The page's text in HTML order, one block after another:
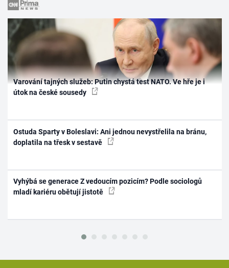
Varování tajných služeb: Putin chystá test NATO. Ve hře je i
útok na české sousedy
Ostuda Sparty v Boleslavi: Ani jednou nevystřelila na bránu,
doplatila na třesk v sestavě
Vyhýbá se generace Z vedoucím pozicím? Podle sociologů
mladí kariéru obětují jistotě